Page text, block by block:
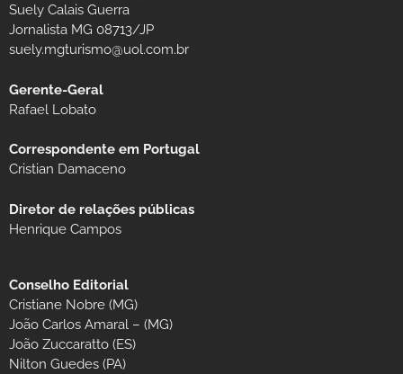
Suely Calais Guerra
Jornalista MG 08713/JP
suely.mgturismo@uol.com.br
Gerente-Geral
Rafael Lobato
Correspondente em Portugal
Cristian Damaceno
Diretor de relações públicas
Henrique Campos
Conselho Editorial
Cristiane Nobre (MG)
João Carlos Amaral – (MG)
João Zuccaratto (ES)
Nilton Guedes (PA)